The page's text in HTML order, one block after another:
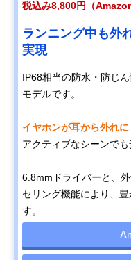
税込み8,800円（Amazon
ランニング中も外
実現
IP68相当の防水・防じ
モデルです。
イヤホンが耳から外れ
アクティブなシーンでも
6.8mmドライバーと、
セリング機能により、
す。